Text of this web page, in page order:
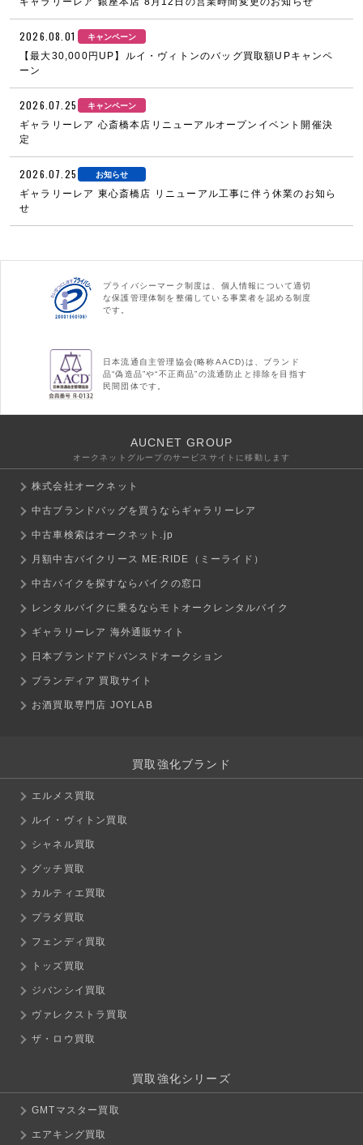
2026.08.01 キャンペーン
【最大30,000円UP】ルイ・ヴィトンのバッグ買取額UPキャンペ
ーン
2026.07.25 キャンペーン
ギャラリーレア 心斎橋本店リニューアルオープンイベント開催決
定
2026.07.25 お知らせ
ギャラリーレア 東心斎橋店 リニューアル工事に伴う休業のお知ら
せ
プライバシーマーク制度は、個人情報について適切
な保護管理体制を整備している事業者を認める制度
です。
日本流通自主管理協会(略称AACD)は、ブランド
品“偽造品”や“不正商品”の流通防止と排除を目指す
民間団体です。
AUCNET GROUP
オークネットグループのサービスサイトに移動します
株式会社オークネット
中古ブランドバッグを買うならギャラリーレア
中古車検索はオークネット.jp
月額中古バイクリース ME:RIDE（ミーライド）
中古バイクを探すならバイクの窓口
レンタルバイクに乗るならモトオークレンタルバイク
ギャラリーレア 海外通販サイト
日本ブランドアドバンスドオークション
ブランディア 買取サイト
お酒買取専門店 JOYLAB
買取強化ブランド
エルメス買取
ルイ・ヴィトン買取
シャネル買取
グッチ買取
カルティエ買取
プラダ買取
フェンディ買取
トッズ買取
ジバンシイ買取
ヴァレクストラ買取
ザ・ロウ買取
買取強化シリーズ
GMTマスター買取
エアキング買取